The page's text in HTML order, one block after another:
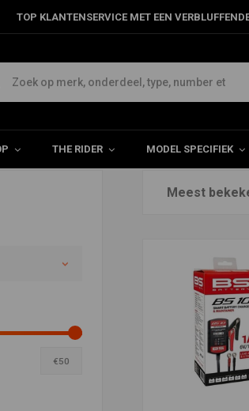
TOP KLANTENSERVICE MET EEN
THE RIDER MODEL SPECIFIEK
Blowout
€50
Meest